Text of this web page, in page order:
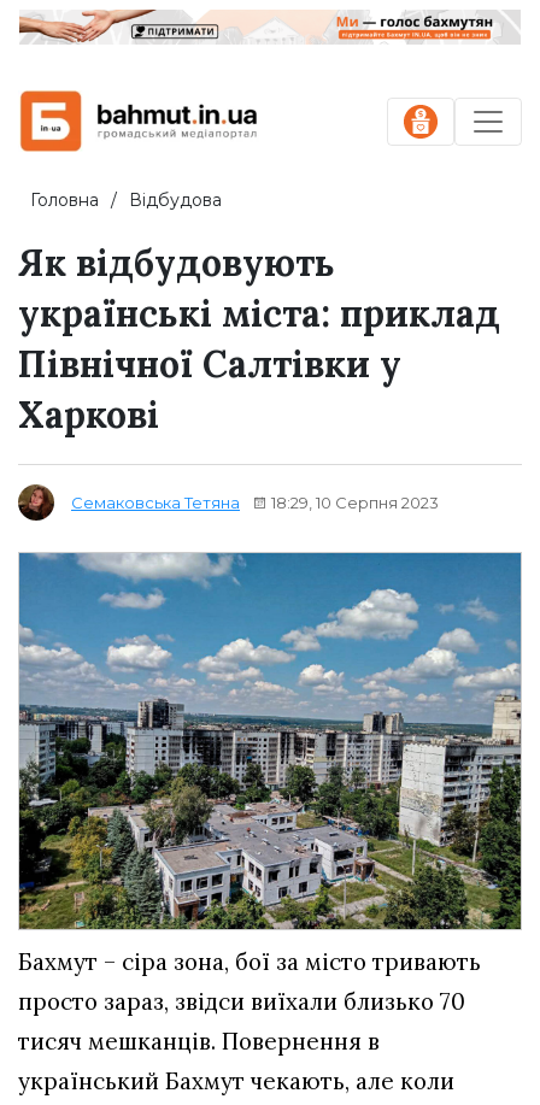
Головна Відбудова
Як відбудовують
українські міста: приклад
Північної Салтівки у
Харкові
Семаковська Тетяна 18:29, 10 Серпня 2023
Бахмут – сіра зона, бої за місто тривають
просто зараз, звідси виїхали близько 70
тисяч мешканців. Повернення в
український Бахмут чекають, але коли